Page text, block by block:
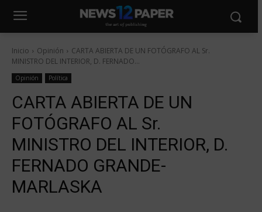
Inicio Opinión
CARTA ABIERTA DE UN FOTÓGRAFO AL Sr.
MINISTRO DEL INTERIOR, D. FERNADO...
Opinión Política
CARTA ABIERTA DE UN
FOTÓGRAFO AL Sr.
MINISTRO DEL INTERIOR, D.
FERNADO GRANDE-
MARLASKA